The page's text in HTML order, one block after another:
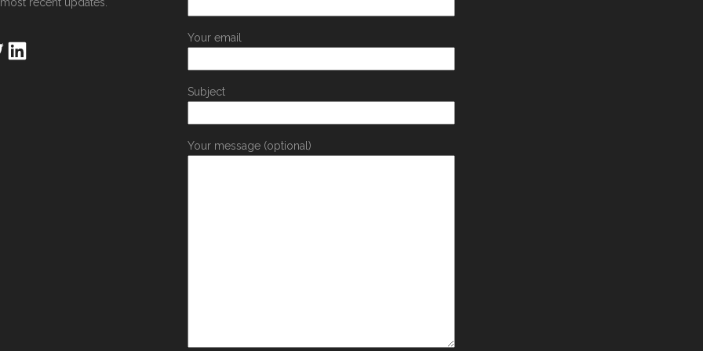
Your email
Subject
Your message (optional)